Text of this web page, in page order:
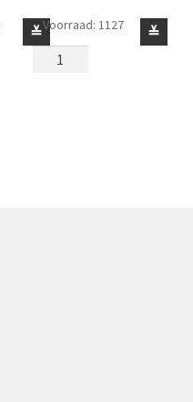
≚Plaatje
2
≚
Voorraad: 1127